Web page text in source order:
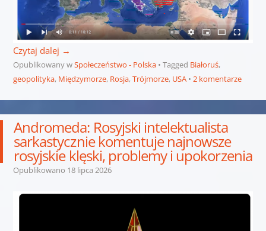
Czytaj dalej →
Opublikowany wSpołeczeństwo - Polska Tagged Białoruś,
geopolityka, Międzymorze, Rosja,Trójmorze, USA 2 komentarze
Andromeda: Rosyjski intelektualista
sarkastycznie komentuje najnowsze
rosyjskie klęski, problemy i upokorzenia
Opublikowano 18 lipca 2026